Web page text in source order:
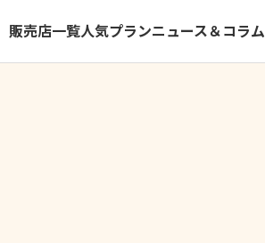
販売店一覧人気プランニュース＆コラム